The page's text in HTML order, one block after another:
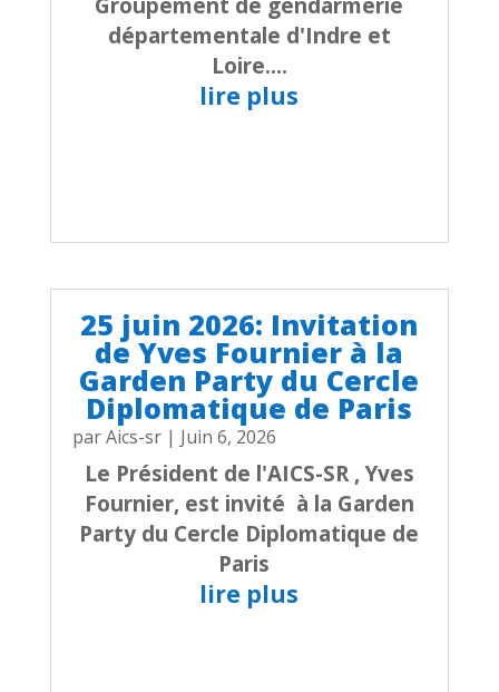
départementale d'Indre et
Loire....
lire plus
25 juin 2026: Invitation
de Yves Fournier à la
Garden Party du Cercle
Diplomatique de Paris
parAics-sr| Juin 6, 2026
Le Président de l'AICS-SR , Yves
Fournier, est invité à la Garden
Party du Cercle Diplomatique de
Paris
lire plus